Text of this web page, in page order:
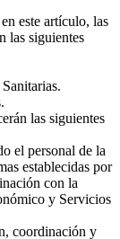
este artículo, las
las siguientes
las siguientes
el personal de la
establecidas por
con la
y Servicios
coordinación y